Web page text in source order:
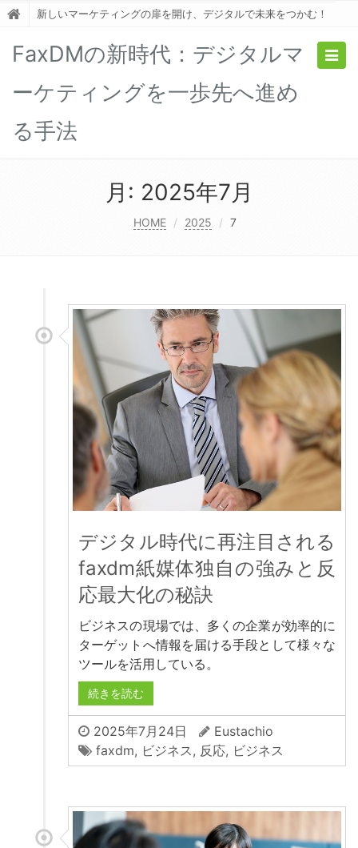
新しいマーケティングの扉を開け、デジタルで未来をつかむ！
FaxDMの新時代：デジタルマ
ーケティングを一歩先へ進め
る手法
月: 2025年7月
HOME 2025 7
デジタル時代に再注目される
faxdm紙媒体独自の強みと反
応最大化の秘訣
ビジネスの現場では、多くの企業が効率的に
ターゲットへ情報を届ける手段として様々な
ツールを活用している。
続きを読む
2025年7月24日
Eustachio
faxdm, ビジネス, 反応, ビジネス